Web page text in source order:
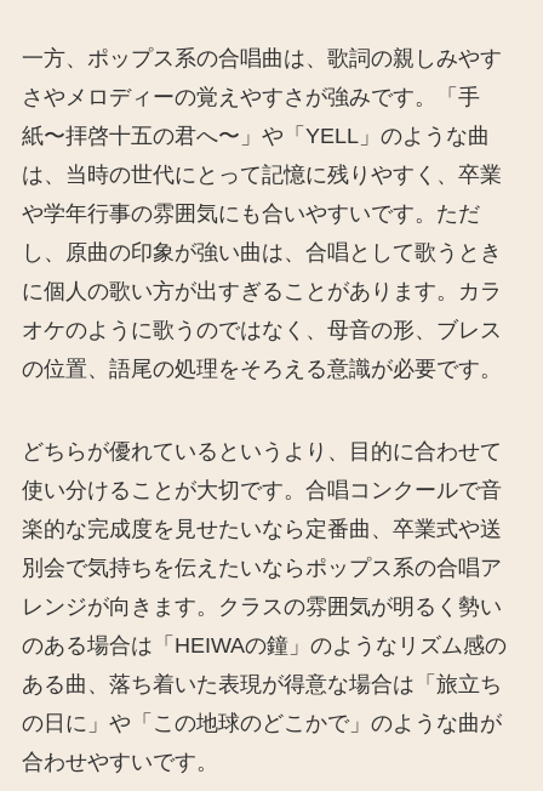
一方、ポップス系の合唱曲は、歌詞の親しみやす
さやメロディーの覚えやすさが強みです。「手
紙〜拝啓十五の君へ〜」や「YELL」のような曲
は、当時の世代にとって記憶に残りやすく、卒業
や学年行事の雰囲気にも合いやすいです。ただ
し、原曲の印象が強い曲は、合唱として歌うとき
に個人の歌い方が出すぎることがあります。カラ
オケのように歌うのではなく、母音の形、ブレス
の位置、語尾の処理をそろえる意識が必要です。
どちらが優れているというより、目的に合わせて
使い分けることが大切です。合唱コンクールで音
楽的な完成度を見せたいなら定番曲、卒業式や送
別会で気持ちを伝えたいならポップス系の合唱ア
レンジが向きます。クラスの雰囲気が明るく勢い
のある場合は「HEIWAの鐘」のようなリズム感の
ある曲、落ち着いた表現が得意な場合は「旅立ち
の日に」や「この地球のどこかで」のような曲が
合わせやすいです。